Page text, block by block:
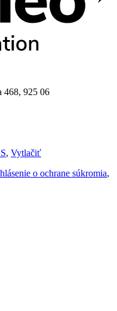
468, 925 06
, Vytlačiť
o ochrane súkromia,